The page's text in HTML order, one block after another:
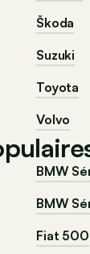
Škoda
Suzuki
Toyota
Volvo
BMW
BMW
Fiat 500